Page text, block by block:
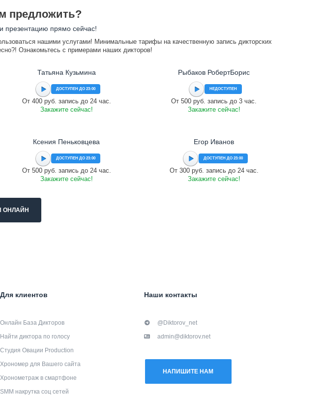
предложить?
презентацию прямо сейчас!
нашими услугами! Минимальные тарифы на качественную запись дикторских
Ознакомьтесь с примерами наших дикторов!
Татьяна Кузьмина
ДОСТУПЕН ДО 23:00
От 400 руб. запись до 24 час.
Закажите сейчас!
Рыбаков РобертБорис
НЕДОСТУПЕН
От 500 руб. запись до 3 час.
Закажите сейчас!
Ксения Пеньковцева
ДОСТУПЕН ДО 23:00
От 500 руб. запись до 24 час.
Закажите сейчас!
Егор Иванов
ДОСТУПЕН ДО 23:00
От 300 руб. запись до 24 час.
Закажите сейчас!
ОНЛАЙН
Для клиентов
Онлайн База Дикторов
Найти диктора по голосу
Студия Овации Production
Хрономер для Вашего сайта
Хронометраж в смартфоне
SMM накрутка соц сетей
Наши контакты
@Diktorov_net
admin@diktorov.net
НАПИШИТЕ НАМ